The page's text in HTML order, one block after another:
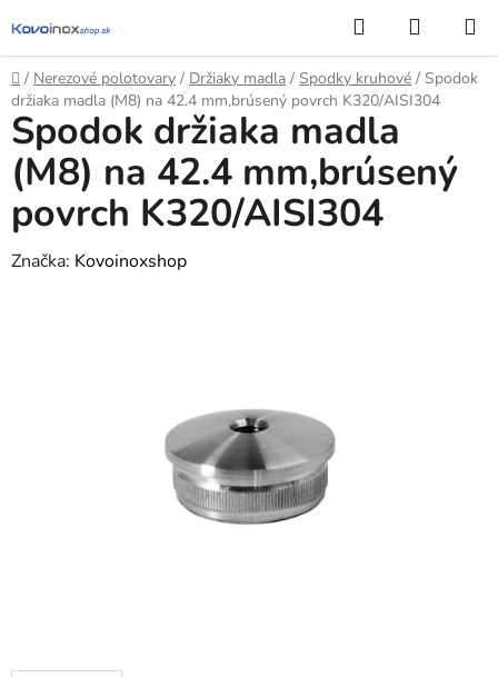
na
obsah
Hľadať
KOŠÍK
Domov
/ Nerezové polotovary / Držiaky madla / Spodky kruhové / Spodok
držiaka madla (M8) na 42.4 mm,brúsený povrch K320/AISI304
Spodok držiaka madla
(M8) na 42.4 mm,brúsený
povrch K320/AISI304
Značka: Kovoinoxshop